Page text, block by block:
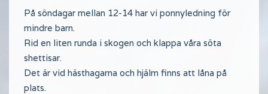
På söndagar mellan 12-14 har vi ponnyledning för
mindre barn.
Rid en liten runda i skogen och klappa våra söta
shettisar.
Det är vid hästhagarna och hjälm finns att låna på
plats.